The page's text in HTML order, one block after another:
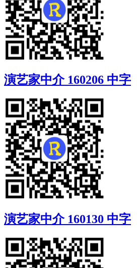
演艺家中介 160206 中字
演艺家中介 160130 中字